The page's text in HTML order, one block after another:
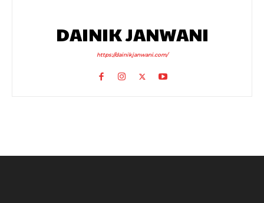
DAINIK JANWANI
https://dainikjanwani.com/